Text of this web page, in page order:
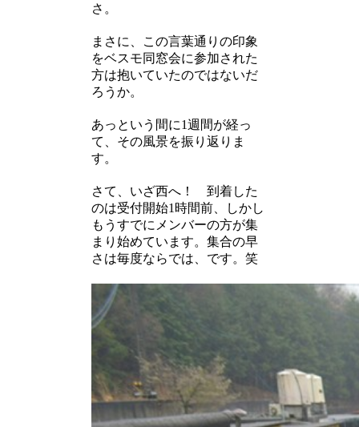
さ。
まさに、この言葉通りの印象
をベスモ同窓会に参加された
方は抱いていたのではないだ
ろうか。
あっという間に1週間が経っ
て、その風景を振り返りま
す。
さて、いざ西へ！ 到着した
のは受付開始1時間前、しかし
もうすでにメンバーの方が集
まり始めています。集合の早
さは毎度ならでは、です。笑